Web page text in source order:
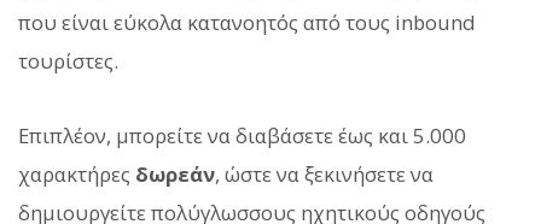
που είναι εύκολα κατανοητός από τους inbound
τουρίστες.
Επιπλέον, μπορείτε να διαβάσετε έως και 5.000
χαρακτήρες δωρεάν, ώστε να ξεκινήσετε να
δημιουργείτε πολύγλωσσους ηχητικούς οδηγούς